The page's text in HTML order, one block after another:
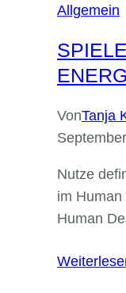
Allgemein
VonTanja
Nutze
im
Human